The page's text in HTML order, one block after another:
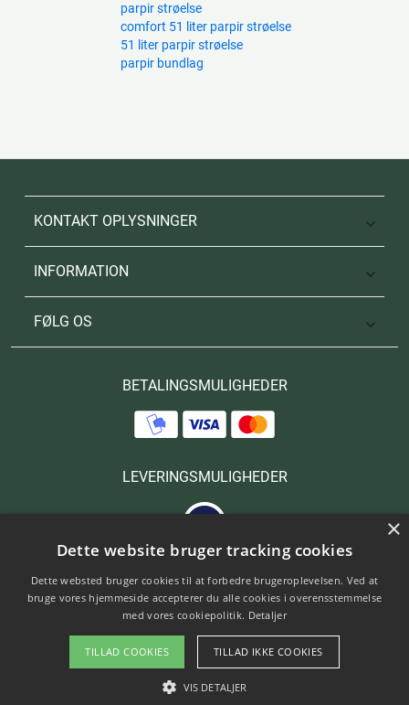
parpir strøelse
comfort 51 liter parpir strøelse
51 liter parpir strøelse
parpir bundlag
KONTAKT OPLYSNINGER 
INFORMATION 
FØLG OS 
BETALINGSMULIGHEDER
LEVERINGSMULIGHEDER
Dette website bruger tracking cookies
Dette websted bruger cookies til at forbedre brugeroplevelsen. Ved at
bruge vores hjemmeside accepterer du alle cookies i overensstemmelse
med vores cookiepolitik. Detaljer
TILLAD COOKIES TILLAD IKKE COOKIES
VIS DETALJER
×